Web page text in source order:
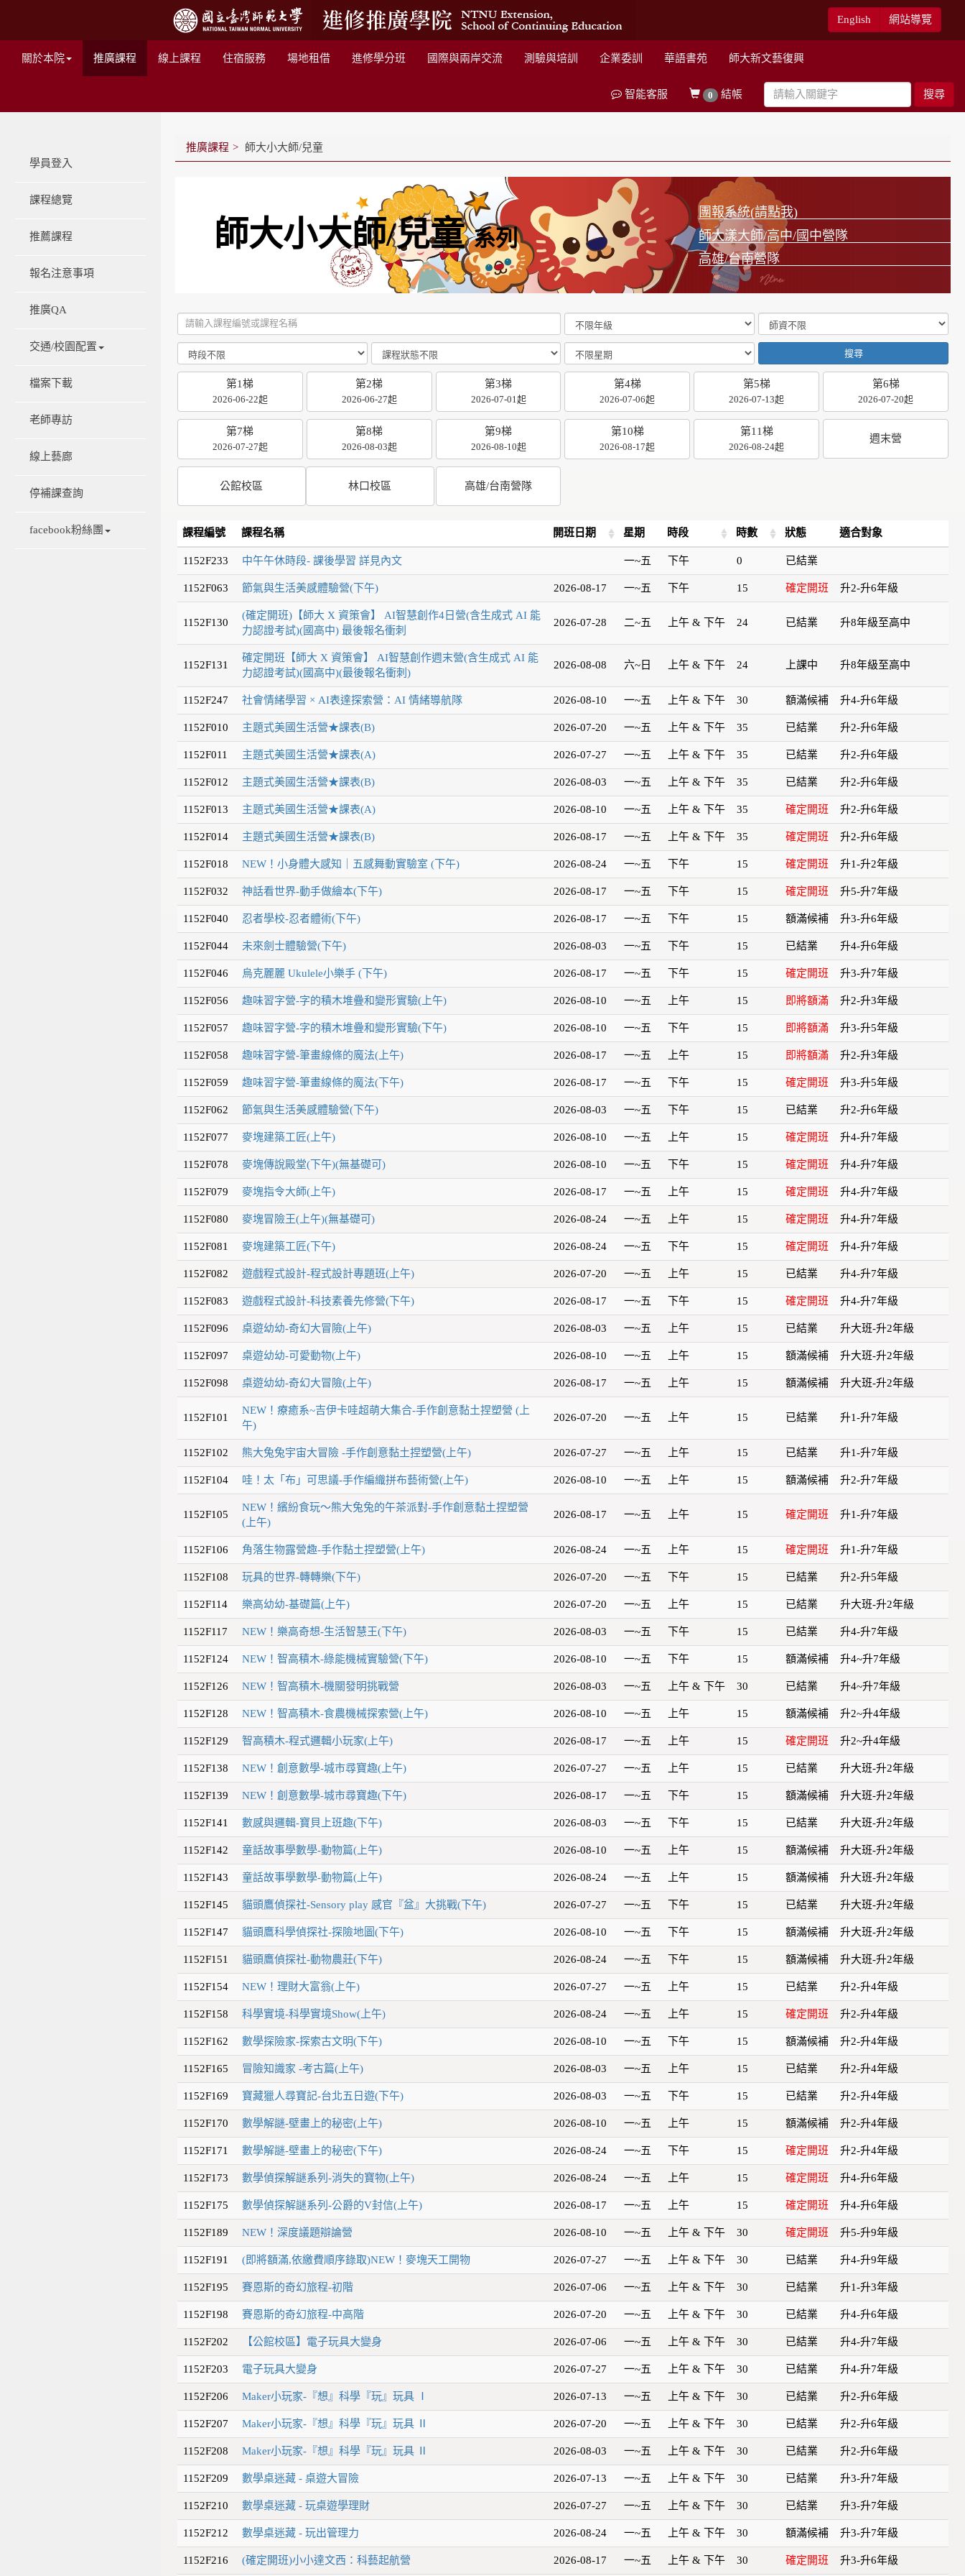
English 網站導覽
關於本院 推廣課程 線上課程 住宿服務 場地租借 進修學分班 國際與兩岸交流 測驗與培訓 企業委訓 華語書苑 師大新文藝復興
搜尋
0 結帳
智能客服
學員登入
課程總覽
推薦課程
報名注意事項
推廣QA
交通/校園配置
檔案下載
老師專訪
線上藝廊
停補課查詢
facebook粉絲團
推廣課程 師大小大師/兒童
師大小大師/兒童 系列
團報系統(請點我)
師大漾大師/高中/國中營隊
高雄/台南營隊
搜尋
第1梯
2026-06-22起
第2梯
2026-06-27起
第3梯
2026-07-01起
第4梯
2026-07-06起
第5梯
2026-07-13起
第6梯
2026-07-20起
第7梯
2026-07-27起
第8梯
2026-08-03起
第9梯
2026-08-10起
第10梯
2026-08-17起
第11梯
2026-08-24起
週末營
公館校區 林口校區 高雄/台南營隊
課程編號 課程名稱 開班日期 星期 時段 時數 狀態 適合對象
1152F233 中午午休時段- 課後學習 詳見內文 一~五 下午 0 已結業
1152F063 節氣與生活美感體驗營(下午) 2026-08-17 一~五 下午 15 確定開班 升2-升6年級
1152F130
(確定開班)【師大 X 資策會】 AI智慧創作4日營(含生成式 AI 能
力認證考試)(國高中) 最後報名衝刺
2026-07-28 二~五 上午 & 下午 24 已結業 升8年級至高中
1152F131
確定開班【師大 X 資策會】 AI智慧創作週末營(含生成式 AI 能
力認證考試)(國高中)(最後報名衝刺)
2026-08-08 六~日 上午 & 下午 24 上課中 升8年級至高中
1152F247 社會情緒學習 × AI表達探索營：AI 情緒導航隊 2026-08-10 一~五 上午 & 下午 30 額滿候補 升4-升6年級
1152F010 主題式美國生活營★課表(B) 2026-07-20 一~五 上午 & 下午 35 已結業 升2-升6年級
1152F011 主題式美國生活營★課表(A) 2026-07-27 一~五 上午 & 下午 35 已結業 升2-升6年級
1152F012 主題式美國生活營★課表(B) 2026-08-03 一~五 上午 & 下午 35 已結業 升2-升6年級
1152F013 主題式美國生活營★課表(A) 2026-08-10 一~五 上午 & 下午 35 確定開班 升2-升6年級
1152F014 主題式美國生活營★課表(B) 2026-08-17 一~五 上午 & 下午 35 確定開班 升2-升6年級
1152F018 NEW！小身體大感知｜五感舞動實驗室 (下午) 2026-08-24 一~五 下午 15 確定開班 升1-升2年級
1152F032 神話看世界-動手做繪本(下午) 2026-08-17 一~五 下午 15 確定開班 升5-升7年級
1152F040 忍者學校-忍者體術(下午) 2026-08-17 一~五 下午 15 額滿候補 升3-升6年級
1152F044 未來劍士體驗營(下午) 2026-08-03 一~五 下午 15 已結業 升4-升6年級
1152F046 烏克麗麗 Ukulele小樂手 (下午) 2026-08-17 一~五 下午 15 確定開班 升3-升7年級
1152F056 趣味習字營-字的積木堆疊和變形實驗(上午) 2026-08-10 一~五 上午 15 即將額滿 升2-升3年級
1152F057 趣味習字營-字的積木堆疊和變形實驗(下午) 2026-08-10 一~五 下午 15 即將額滿 升3-升5年級
1152F058 趣味習字營-筆畫線條的魔法(上午) 2026-08-17 一~五 上午 15 即將額滿 升2-升3年級
1152F059 趣味習字營-筆畫線條的魔法(下午) 2026-08-17 一~五 下午 15 確定開班 升3-升5年級
1152F062 節氣與生活美感體驗營(下午) 2026-08-03 一~五 下午 15 已結業 升2-升6年級
1152F077 麥塊建築工匠(上午) 2026-08-10 一~五 上午 15 確定開班 升4-升7年級
1152F078 麥塊傳說殿堂(下午)(無基礎可) 2026-08-10 一~五 下午 15 確定開班 升4-升7年級
1152F079 麥塊指令大師(上午) 2026-08-17 一~五 上午 15 確定開班 升4-升7年級
1152F080 麥塊冒險王(上午)(無基礎可) 2026-08-24 一~五 上午 15 確定開班 升4-升7年級
1152F081 麥塊建築工匠(下午) 2026-08-24 一~五 下午 15 確定開班 升4-升7年級
1152F082 遊戲程式設計-程式設計專題班(上午) 2026-07-20 一~五 上午 15 已結業 升4-升7年級
1152F083 遊戲程式設計-科技素養先修營(下午) 2026-08-17 一~五 下午 15 確定開班 升4-升7年級
1152F096 桌遊幼幼-奇幻大冒險(上午) 2026-08-03 一~五 上午 15 已結業 升大班-升2年級
1152F097 桌遊幼幼-可愛動物(上午) 2026-08-10 一~五 上午 15 額滿候補 升大班-升2年級
1152F098 桌遊幼幼-奇幻大冒險(上午) 2026-08-17 一~五 上午 15 額滿候補 升大班-升2年級
1152F101
NEW！療癒系~吉伊卡哇超萌大集合-手作創意黏土捏塑營 (上
午)
2026-07-20 一~五 上午 15 已結業 升1-升7年級
1152F102 熊大兔兔宇宙大冒險 -手作創意黏土捏塑營(上午) 2026-07-27 一~五 上午 15 已結業 升1-升7年級
1152F104 哇！太「布」可思議-手作編織拼布藝術營(上午) 2026-08-10 一~五 上午 15 額滿候補 升2-升7年級
1152F105
NEW！繽紛食玩～熊大兔兔的午茶派對-手作創意黏土捏塑營
(上午)
2026-08-17 一~五 上午 15 確定開班 升1-升7年級
1152F106 角落生物露營趣-手作黏土捏塑營(上午) 2026-08-24 一~五 上午 15 確定開班 升1-升7年級
1152F108 玩具的世界-轉轉樂(下午) 2026-07-20 一~五 下午 15 已結業 升2-升5年級
1152F114 樂高幼幼-基礎篇(上午) 2026-07-20 一~五 上午 15 已結業 升大班-升2年級
1152F117 NEW！樂高奇想-生活智慧王(下午) 2026-08-03 一~五 下午 15 已結業 升4-升7年級
1152F124 NEW！智高積木-綠能機械實驗營(下午) 2026-08-10 一~五 下午 15 額滿候補 升4~升7年級
1152F126 NEW！智高積木-機關發明挑戰營 2026-08-03 一~五 上午 & 下午 30 已結業 升4~升7年級
1152F128 NEW！智高積木-食農機械探索營(上午) 2026-08-10 一~五 上午 15 額滿候補 升2~升4年級
1152F129 智高積木-程式邏輯小玩家(上午) 2026-08-17 一~五 上午 15 確定開班 升2~升4年級
1152F138 NEW！創意數學-城市尋寶趣(上午) 2026-07-27 一~五 上午 15 已結業 升大班-升2年級
1152F139 NEW！創意數學-城市尋寶趣(下午) 2026-08-17 一~五 下午 15 額滿候補 升大班-升2年級
1152F141 數感與邏輯-寶貝上班趣(下午) 2026-08-03 一~五 下午 15 已結業 升大班-升2年級
1152F142 童話故事學數學-動物篇(上午) 2026-08-10 一~五 上午 15 額滿候補 升大班-升2年級
1152F143 童話故事學數學-動物篇(上午) 2026-08-24 一~五 上午 15 額滿候補 升大班-升2年級
1152F145 貓頭鷹偵探社-Sensory play 感官『盆』大挑戰(下午) 2026-07-27 一~五 下午 15 已結業 升大班-升2年級
1152F147 貓頭鷹科學偵探社-探險地圖(下午) 2026-08-10 一~五 下午 15 額滿候補 升大班-升2年級
1152F151 貓頭鷹偵探社-動物農莊(下午) 2026-08-24 一~五 下午 15 額滿候補 升大班-升2年級
1152F154 NEW！理財大富翁(上午) 2026-07-27 一~五 上午 15 已結業 升2-升4年級
1152F158 科學實境-科學實境Show(上午) 2026-08-24 一~五 上午 15 確定開班 升2-升4年級
1152F162 數學探險家-探索古文明(下午) 2026-08-10 一~五 下午 15 額滿候補 升2-升4年級
1152F165 冒險知識家 -考古篇(上午) 2026-08-03 一~五 上午 15 已結業 升2-升4年級
1152F169 寶藏獵人尋寶記-台北五日遊(下午) 2026-08-03 一~五 下午 15 已結業 升2-升4年級
1152F170 數學解謎-壁畫上的秘密(上午) 2026-08-10 一~五 上午 15 額滿候補 升2-升4年級
1152F171 數學解謎-壁畫上的秘密(下午) 2026-08-24 一~五 下午 15 確定開班 升2-升4年級
1152F173 數學偵探解謎系列-消失的寶物(上午) 2026-08-24 一~五 上午 15 確定開班 升4-升6年級
1152F175 數學偵探解謎系列-公爵的V封信(上午) 2026-08-17 一~五 上午 15 確定開班 升4-升6年級
1152F189 NEW！深度議題辯論營 2026-08-10 一~五 上午 & 下午 30 確定開班 升5-升9年級
1152F191 (即將額滿,依繳費順序錄取)NEW！麥塊天工開物 2026-07-27 一~五 上午 & 下午 30 已結業 升4-升9年級
1152F195 賽恩斯的奇幻旅程-初階 2026-07-06 一~五 上午 & 下午 30 已結業 升1-升3年級
1152F198 賽恩斯的奇幻旅程-中高階 2026-07-20 一~五 上午 & 下午 30 已結業 升4-升6年級
1152F202 【公館校區】電子玩具大變身 2026-07-06 一~五 上午 & 下午 30 已結業 升4-升7年級
1152F203 電子玩具大變身 2026-07-27 一~五 上午 & 下午 30 已結業 升4-升7年級
1152F206 Maker小玩家-『想』科學『玩』玩具 Ⅰ 2026-07-13 一~五 上午 & 下午 30 已結業 升2-升6年級
1152F207 Maker小玩家-『想』科學『玩』玩具 Ⅱ 2026-07-20 一~五 上午 & 下午 30 已結業 升2-升6年級
1152F208 Maker小玩家-『想』科學『玩』玩具 Ⅱ 2026-08-03 一~五 上午 & 下午 30 已結業 升2-升6年級
1152F209 數學桌迷藏 - 桌遊大冒險 2026-07-13 一~五 上午 & 下午 30 已結業 升3-升7年級
1152F210 數學桌迷藏 - 玩桌遊學理財 2026-07-27 一~五 上午 & 下午 30 已結業 升3-升7年級
1152F212 數學桌迷藏 - 玩出管理力 2026-08-24 一~五 上午 & 下午 30 額滿候補 升3-升7年級
1152F216 (確定開班)小小達文西：科藝起航營 2026-08-17 一~五 上午 & 下午 30 確定開班 升3-升6年級